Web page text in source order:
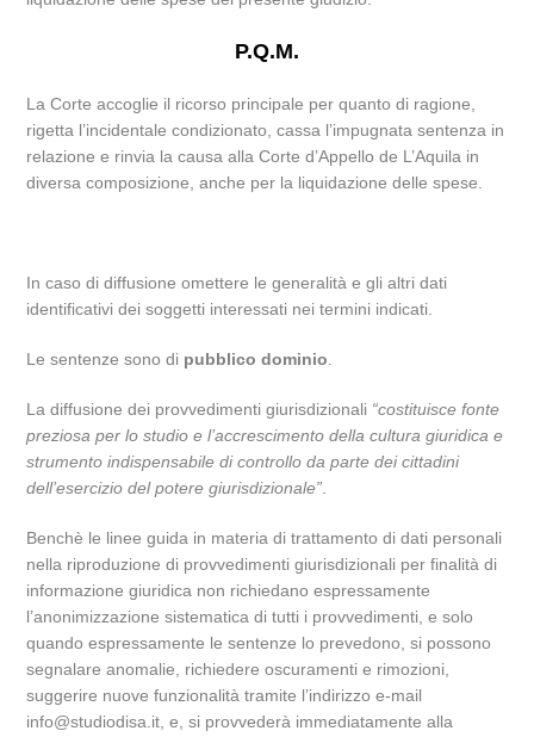
P.Q.M.
La Corte accoglie il ricorso principale per quanto di ragione,
rigetta l’incidentale condizionato, cassa l’impugnata sentenza in
relazione e rinvia la causa alla Corte d’Appello de L’Aquila in
diversa composizione, anche per la liquidazione delle spese.
In caso di diffusione omettere le generalità e gli altri dati
identificativi dei soggetti interessati nei termini indicati.
Le sentenze sono di pubblico dominio
La diffusione dei provvedimenti giurisdizionali “costituisce fonte
preziosa per lo studio e l’accrescimento della cultura giuridica e
strumento indispensabile di controllo da parte dei cittadini
dell’esercizio del potere giurisdizionale”
Benchè le linee guida in materia di trattamento di dati personali
nella riproduzione di provvedimenti giurisdizionali per finalità di
informazione giuridica non richiedano espressamente
l’anonimizzazione sistematica di tutti i provvedimenti, e solo
quando espressamente le sentenze lo prevedono, si possono
segnalare anomalie, richiedere oscuramenti e rimozioni,
suggerire nuove funzionalità tramite l’indirizzo e-mail
info@studiodisa.it, e, si provvederà immediatamente alla